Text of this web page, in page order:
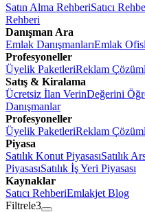
Satın Alma RehberiSatıcı
Rehberi
Danışman Ara
Emlak DanışmanlarıEmlak
Profesyoneller
Üyelik PaketleriReklam
Satış & Kiralama
Ücretsiz İlan VerinDeğerini
Danışmanlar
Profesyoneller
Üyelik PaketleriReklam
Piyasa
Satılık Konut PiyasasıSatılık
PiyasasıSatılık İş Yeri Piyasası
Kaynaklar
Satıcı RehberiEmlakjet Blog
Filtrele3